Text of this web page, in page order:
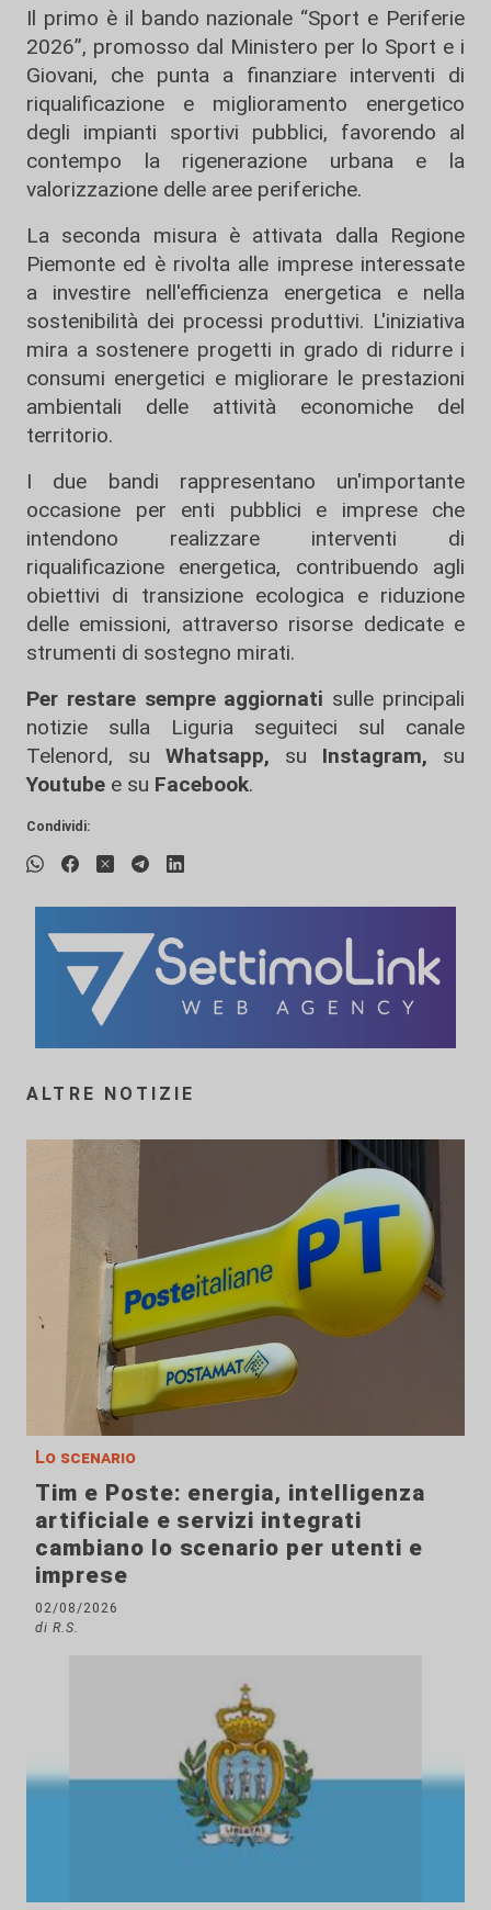
Il primo è il bando nazionale “Sport e Periferie
2026”, promosso dal Ministero per lo Sport e i
Giovani, che punta a finanziare interventi di
riqualificazione e miglioramento energetico
degli impianti sportivi pubblici, favorendo al
contempo la rigenerazione urbana e la
valorizzazione delle aree periferiche.
La seconda misura è attivata dalla Regione
Piemonte ed è rivolta alle imprese interessate
a investire nell'efficienza energetica e nella
sostenibilità dei processi produttivi. L'iniziativa
mira a sostenere progetti in grado di ridurre i
consumi energetici e migliorare le prestazioni
ambientali delle attività economiche del
territorio.
I due bandi rappresentano un'importante
occasione per enti pubblici e imprese che
intendono realizzare interventi di
riqualificazione energetica, contribuendo agli
obiettivi di transizione ecologica e riduzione
delle emissioni, attraverso risorse dedicate e
strumenti di sostegno mirati.
Per restare sempre aggiornati sulle principali
notizie sulla Liguria seguiteci sul canale
Telenord, su
Whatsapp, su Instagram, su
Youtube e su Facebook.
Condividi:
ALTRE NOTIZIE
Lo scenario
Tim e Poste: energia, intelligenza
artificiale e servizi integrati
cambiano lo scenario per utenti e
imprese
02/08/2026
di R.S.